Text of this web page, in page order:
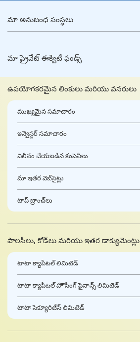
మా అనుబంధ సంస్థలు
మా ప్రైవేట్ ఈక్విటీ ఫండ్స్
ఉపయోగకరమైన లింకులు మరియు వనరులు
ముఖ్యమైన సమాచారం
ఇన్వెస్టర్ సమాచారం
విలీనం చేయబడిన కంపెనీలు
మా ఇతర వెబ్‌సైట్లు
టాప్ బ్రాంచ్‌లు
పాలసీలు, కోడ్‌లు మరియు ఇతర డాక్యుమెంట్లు
టాటా క్యాపిటల్ లిమిటెడ్
టాటా క్యాపిటల్ హౌసింగ్ ఫైనాన్స్ లిమిటెడ్
టాటా సెక్యూరిటీస్ లిమిటెడ్